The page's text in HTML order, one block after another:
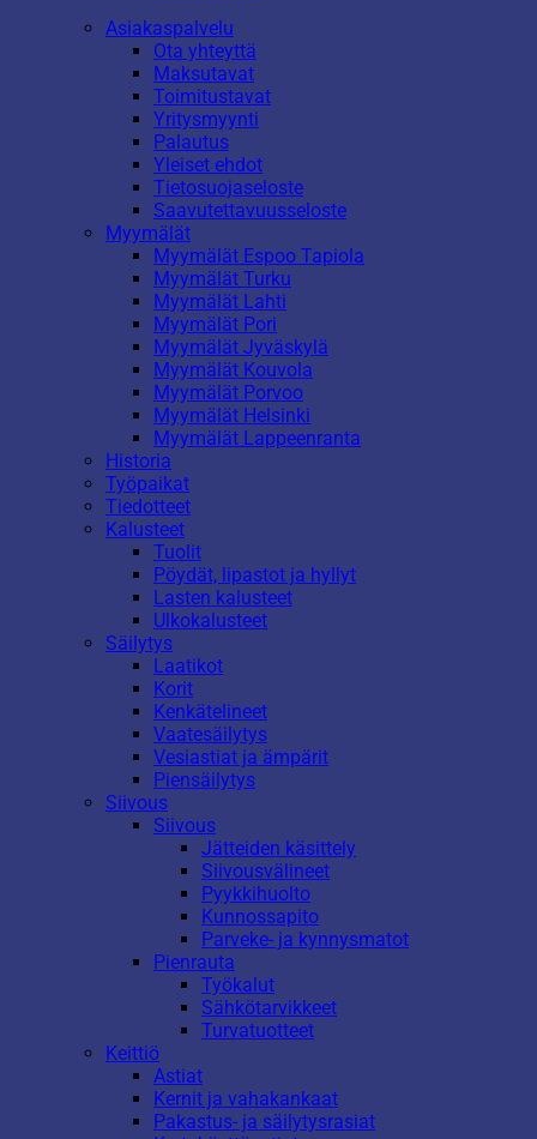
Asiakaspalvelu
Ota yhteyttä
Maksutavat
Toimitustavat
Yritysmyynti
Palautus
Yleiset ehdot
Tietosuojaseloste
Saavutettavuusseloste
Myymälät
Myymälät Espoo Tapiola
Myymälät Turku
Myymälät Lahti
Myymälät Pori
Myymälät Jyväskylä
Myymälät Kouvola
Myymälät Porvoo
Myymälät Helsinki
Myymälät Lappeenranta
Historia
Työpaikat
Tiedotteet
Kalusteet
Tuolit
Pöydät, lipastot ja hyllyt
Lasten kalusteet
Ulkokalusteet
Säilytys
Laatikot
Korit
Kenkätelineet
Vaatesäilytys
Vesiastiat ja ämpärit
Piensäilytys
Siivous
Siivous
Jätteiden käsittely
Siivousvälineet
Pyykkihuolto
Kunnossapito
Parveke- ja kynnysmatot
Pienrauta
Työkalut
Sähkötarvikkeet
Turvatuotteet
Keittiö
Astiat
Kernit ja vahakankaat
Pakastus- ja säilytysrasiat